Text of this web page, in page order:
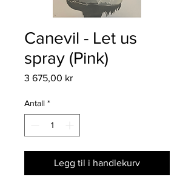
Canevil - Let us
spray (Pink)
3 675,00 krPris
Antall *
Legg til i handlekurv